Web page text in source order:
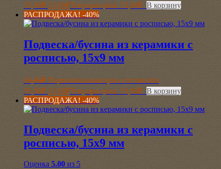
55,00₽.33,00₽Текущая цена: 33,00₽. В корзину
РАСПРОДАЖА! -40%
Подвеска/бусина из керамики с
росписью, 15х9 мм
55,00₽ Первоначальная цена составляла
55,00₽.33,00₽Текущая цена: 33,00₽. В корзину
РАСПРОДАЖА! -40%
Подвеска/бусина из керамики с
росписью, 15х9 мм
Оценка 5.00 из 5